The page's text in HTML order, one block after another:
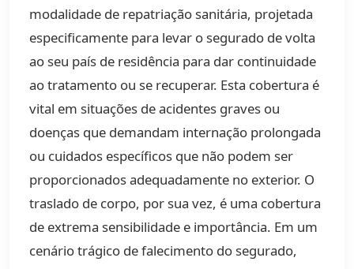
modalidade de repatriação sanitária, projetada
especificamente para levar o segurado de volta
ao seu país de residência para dar continuidade
ao tratamento ou se recuperar. Esta cobertura é
vital em situações de acidentes graves ou
doenças que demandam internação prolongada
ou cuidados específicos que não podem ser
proporcionados adequadamente no exterior. O
traslado de corpo, por sua vez, é uma cobertura
de extrema sensibilidade e importância. Em um
cenário trágico de falecimento do segurado,